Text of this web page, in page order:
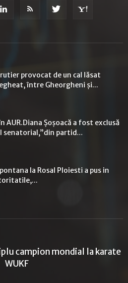
provocat de un cal lăsat
între Gheorgheni şi...
AUR.Diana Șoșoacă a fost exclusă
senatorial,”din partid...
la Rosal Ploiesti a pus in
campion mondial la karate
WUKF